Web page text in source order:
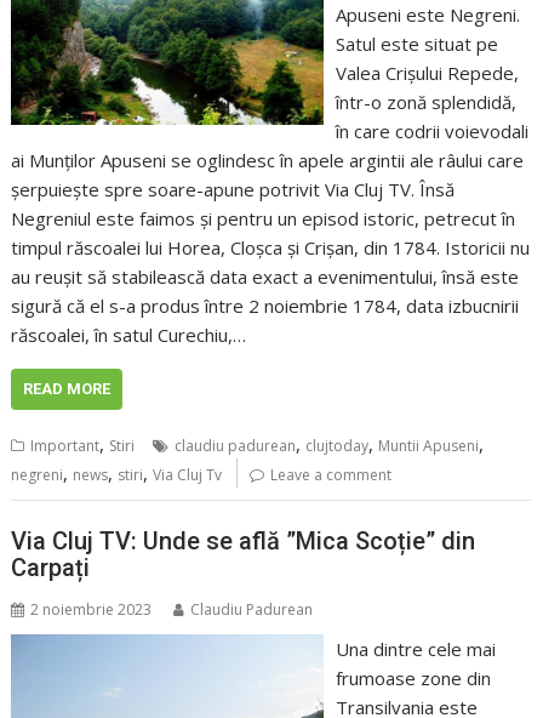
Apuseni este Negreni.
Satul este situat pe
Valea Crișului Repede,
într-o zonă splendidă,
în care codrii voievodali
ai Munților Apuseni se oglindesc în apele argintii ale râului care
șerpuiește spre soare-apune potrivit Via Cluj TV. Însă
Negreniul este faimos și pentru un episod istoric, petrecut în
timpul răscoalei lui Horea, Cloșca și Crișan, din 1784. Istoricii nu
au reușit să stabilească data exact a evenimentului, însă este
sigură că el s-a produs între 2 noiembrie 1784, data izbucnirii
răscoalei, în satul Curechiu,…
READ MORE
Important, Stiri claudiu padurean, clujtoday, Muntii Apuseni,
negreni, news, stiri,Via Cluj Tv Leave a comment
Via Cluj TV: Unde se află ”Mica Scoție” din
Carpați
2 noiembrie 2023 Claudiu Padurean
Una dintre cele mai
frumoase zone din
Transilvania este